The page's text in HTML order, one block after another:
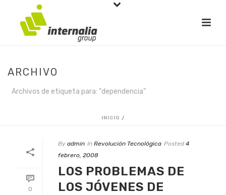
ARCHIVO
Archivos de etiqueta para: "dependencia"
INICIO /
0
By admin In Revolución Tecnológica Posted 4
febrero, 2008
LOS PROBLEMAS DE
LOS JÓVENES DE